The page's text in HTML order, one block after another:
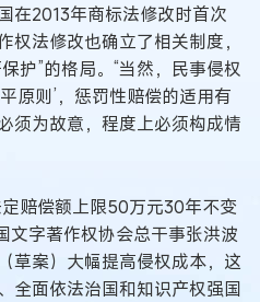
在2013年商标法修改时首次
权法修改也确立了相关制度，
护”的格局。“当然，民事侵权
原则’，惩罚性赔偿的适用有
须为故意，程度上必须构成情
赔偿额上限50万元30年不变
文字著作权协会总干事张洪波
草案）大幅提高侵权成本，这
全面依法治国和知识产权强国